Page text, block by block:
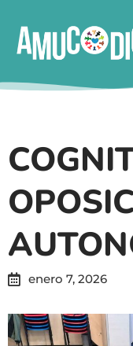
enero 7, 2026